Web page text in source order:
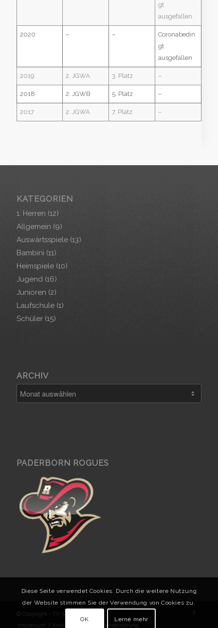
gt
ausgefallen
2020 – –
Coronabedin
gt
ausgefallen
2019 2. JGWA 3. Platz –
2018 2. JGWB 5. Platz –
2017 2. JGWA 7. Platz –
KATEGORIEN
1. Herren (12)
Allgemein (9)
Auswärtsspiele(13)
Bambini (11)
Heimspiele(10)
Jugend(16)
Junioren (2)
Laufschule(1)
Schüler(15)
ARCHIV
PADERBORN ROGUES
© Copyright - TV-Skaterhockey
Impressum / Kontakt
Datenschutzerklärung
Diese Seite verwendet Cookies. Durch die weitere Nutzung
der Website stimmen Sie der Verwendung von Cookies zu.
OK Lerne mehr